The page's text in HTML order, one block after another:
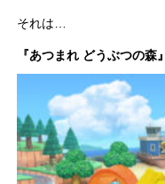
それは…
『あつまれ どうぶつの森』